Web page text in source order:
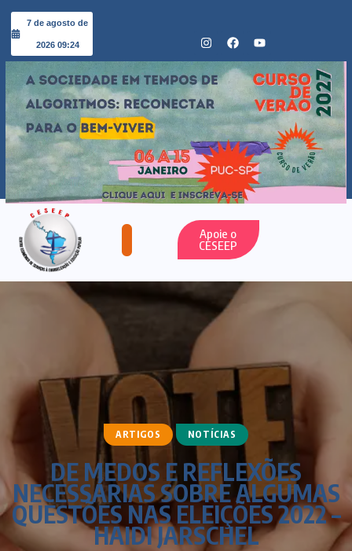
7 de agosto de
2026 09:24
Apoie o
CESEEP
ARTIGOS NOTÍCIAS
DE MEDOS E REFLEXÕES
NECESSÁRIAS SOBRE ALGUMAS
QUESTÕES NAS ELEIÇÕES 2022 –
HAIDI JARSCHEL